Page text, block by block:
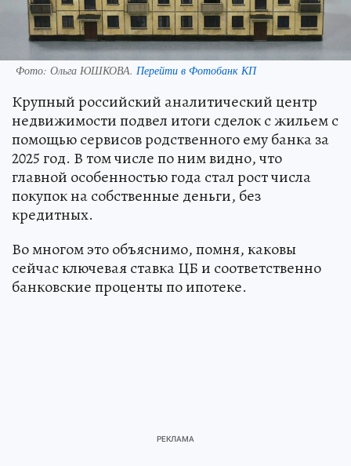
Фото: Ольга ЮШКОВА. Перейти в Фотобанк КП
Крупный российский аналитический центр
недвижимости подвел итоги сделок с жильем с
помощью сервисов родственного ему банка за
2025 год. В том числе по ним видно, что
главной особенностью года стал рост числа
покупок на собственные деньги, без
кредитных.
Во многом это объяснимо, помня, каковы
сейчас ключевая ставка ЦБ и соответственно
банковские проценты по ипотеке.